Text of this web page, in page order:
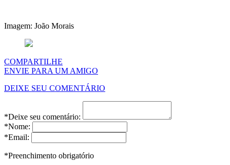
Imagem: João Morais
COMPARTILHE
ENVIE PARA UM AMIGO
DEIXE SEU COMENTÁRIO
*Deixe seu comentário:
*Nome:
*Email:
*Preenchimento obrigatório